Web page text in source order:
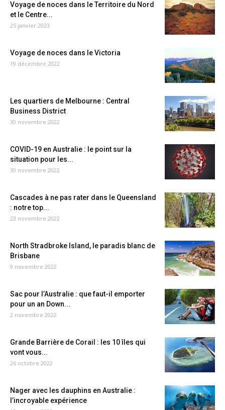
Voyage de noces dans le Territoire du Nord
et le Centre...
25 janvier 2023
Voyage de noces dans le Victoria
19 décembre 2022
Les quartiers de Melbourne : Central
Business District
30 novembre 2022
COVID-19 en Australie : le point sur la
situation pour les...
30 novembre 2022
Cascades à ne pas rater dans le Queensland
: notre top...
23 novembre 2022
North Stradbroke Island, le paradis blanc de
Brisbane
9 novembre 2022
Sac pour l’Australie : que faut-il emporter
pour un an Down...
2 novembre 2022
Grande Barrière de Corail : les 10 îles qui
vont vous...
26 octobre 2022
Nager avec les dauphins en Australie :
l’incroyable expérience